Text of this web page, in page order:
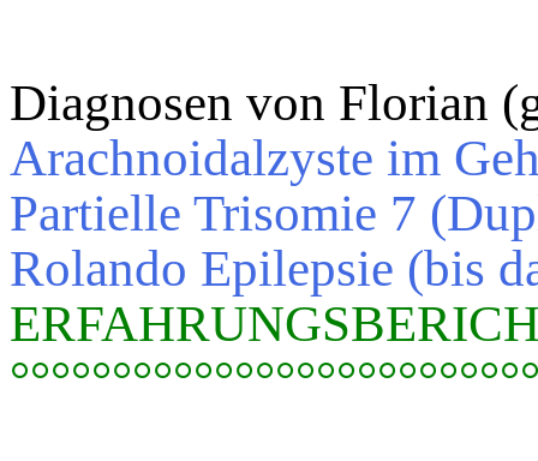
Diagnosen von Florian
Arachnoidalzyste im
Partielle Trisomie 7
Rolando Epilepsie (bis